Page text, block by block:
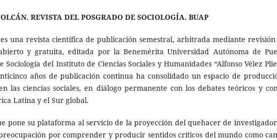
REVISTA DEL POSGRADO DE SOCIOLOGÍA. BUAP
es una revista científica de publicación semestral, arbitrada mediante
y gratuita, editada por la Benemérita Universidad Autónoma de
del Instituto de Ciencias Sociales y Humanidades “Alfonso Vélez
años de publicación continua ha consolidado un espacio de
las ciencias sociales, en diálogo permanente con los debates teóricos y
Latina y el Sur global.
pone su plataforma al servicio de la proyección del quehacer de
por comprender y producir sentidos críticos del mundo como